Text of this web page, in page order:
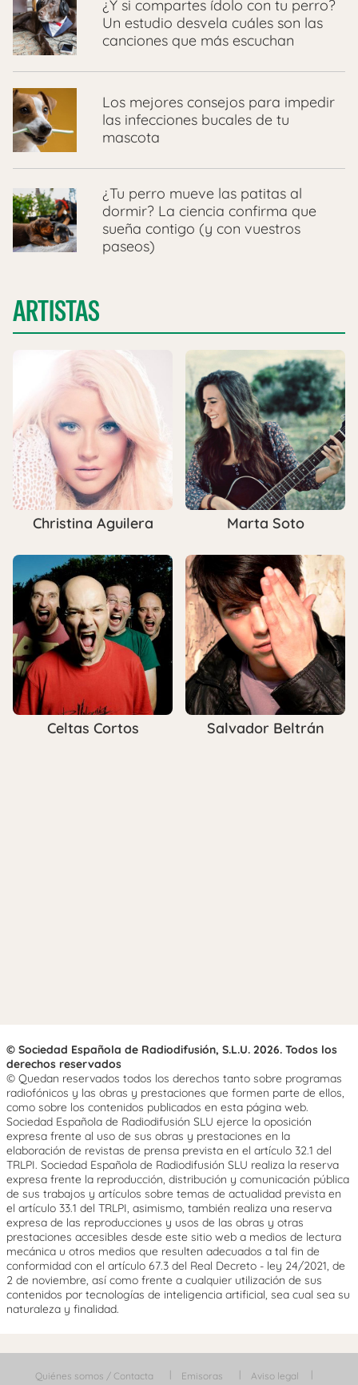
¿Y si compartes ídolo con tu perro?
Un estudio desvela cuáles son las
canciones que más escuchan
Los mejores consejos para impedir
las infecciones bucales de tu
mascota
​¿Tu perro mueve las patitas al
dormir? La ciencia confirma que
sueña contigo (y con vuestros
paseos)
ARTISTAS
Christina Aguilera Marta Soto
Celtas Cortos Salvador Beltrán
© Sociedad Española de Radiodifusión, S.L.U. 2026. Todos los
derechos reservados
© Quedan reservados todos los derechos tanto sobre programas
radiofónicos y las obras y prestaciones que formen parte de ellos,
como sobre los contenidos publicados en esta página web.
Sociedad Española de Radiodifusión SLU ejerce la oposición
expresa frente al uso de sus obras y prestaciones en la
elaboración de revistas de prensa prevista en el artículo 32.1 del
TRLPI. Sociedad Española de Radiodifusión SLU realiza la reserva
expresa frente la reproducción, distribución y comunicación pública
de sus trabajos y artículos sobre temas de actualidad prevista en
el artículo 33.1 del TRLPI, asimismo, también realiza una reserva
expresa de las reproducciones y usos de las obras y otras
prestaciones accesibles desde este sitio web a medios de lectura
mecánica u otros medios que resulten adecuados a tal fin de
conformidad con el artículo 67.3 del Real Decreto - ley 24/2021, de
2 de noviembre, así como frente a cualquier utilización de sus
contenidos por tecnologías de inteligencia artificial, sea cual sea su
naturaleza y finalidad.
Quiénes somos / Contacta Emisoras Aviso legal